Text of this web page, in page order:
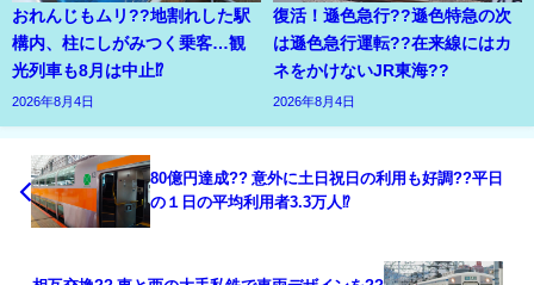
おれんじもムリ??地割れした駅
構内、柱にしがみつく乗客…観
光列車も8月は中止⁉
2026年8月4日
復活！遜色急行??遜色特急の次
は遜色急行運転??在来線にはカ
ネをかけないJR東海??
2026年8月4日
80億円達成?? 意外に土日祝日の利用も好調??平日
の１日の平均利用者3.3万人⁉